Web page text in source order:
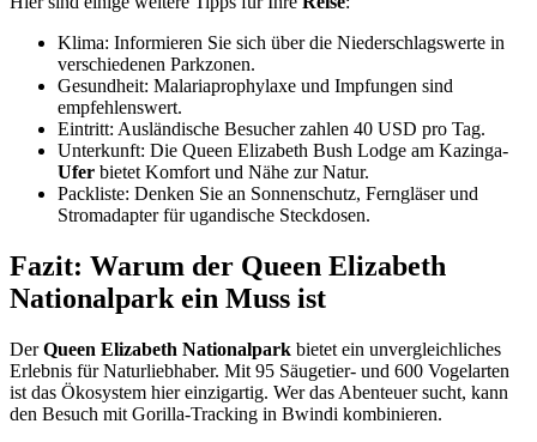
Klima: Informieren Sie sich über die Niederschlagswerte in
verschiedenen Parkzonen.
Gesundheit: Malariaprophylaxe und Impfungen sind
empfehlenswert.
Eintritt: Ausländische Besucher zahlen 40 USD pro Tag.
Unterkunft: Die Queen Elizabeth Bush Lodge am Kazinga-
Ufer bietet Komfort und Nähe zur Natur.
Packliste: Denken Sie an Sonnenschutz, Ferngläser und
Stromadapter für ugandische Steckdosen.
Fazit: Warum der Queen Elizabeth
Nationalpark ein Muss ist
DerQueen Elizabeth Nationalpark bietet ein unvergleichliches
Erlebnis für Naturliebhaber. Mit 95 Säugetier- und 600 Vogelarten
ist das Ökosystem hier einzigartig. Wer das Abenteuer sucht, kann
den Besuch mit Gorilla-Tracking in Bwindi kombinieren.